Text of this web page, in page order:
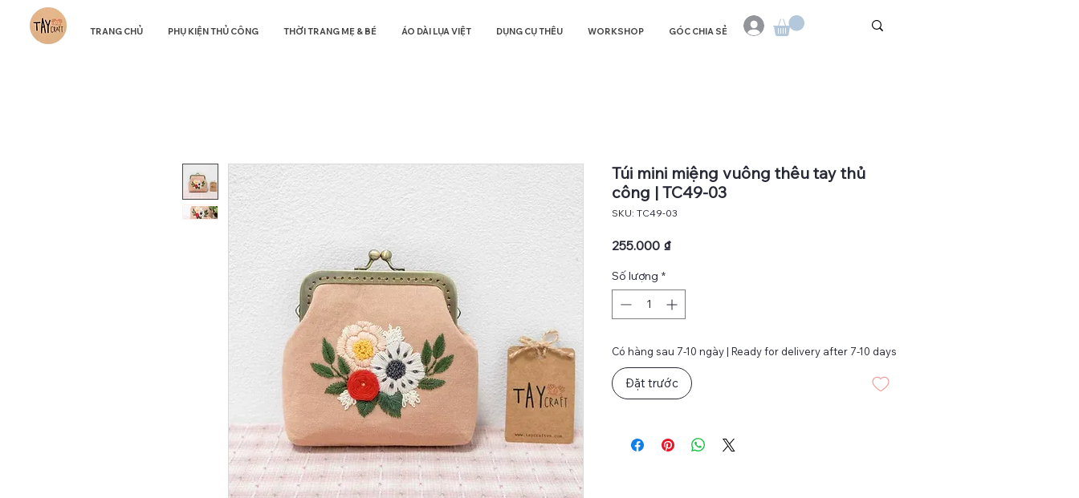
TRANG CHỦ PHỤ KIỆN THỦ CÔNG THỜI TRANG MẸ & BÉ ÁO DÀI LỤA VIỆT DỤNG CỤ THÊU WORKSHOP GÓC CHIA SẺ
Túi mini miệng vuông thêu tay thủ
công | TC49-03
SKU: TC49-03
255.000 ₫Giá
Số lượng *
Có hàng sau 7-10 ngày | Ready for delivery after 7-10 days
Đặt trước